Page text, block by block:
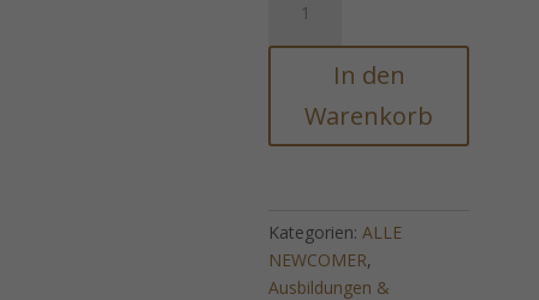
Necrochronos-
Siegelsystem
(Negative
Zeitlinien-
Vernichtung
Menge
In den
Warenkorb
Kategorien:ALLE
NEWCOMER,
Ausbildungen &